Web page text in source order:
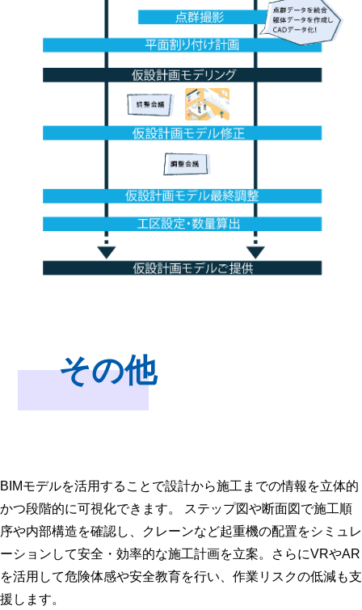
その他
BIMモデルを活用することで設計から施工までの情報を立体的
かつ段階的に可視化できます。 ステップ図や断面図で施工順
序や内部構造を確認し、クレーンなど起重機の配置をシミュレ
ーションして安全・効率的な施工計画を立案。さらにVRやAR
を活用して危険体感や安全教育を行い、作業リスクの低減も支
援します。